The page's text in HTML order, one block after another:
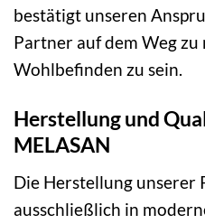
bestätigt unseren
Partner auf dem Weg
Wohlbefinden zu sein.
Herstellung und
MELASAN
Die Herstellung unserer
ausschließlich in